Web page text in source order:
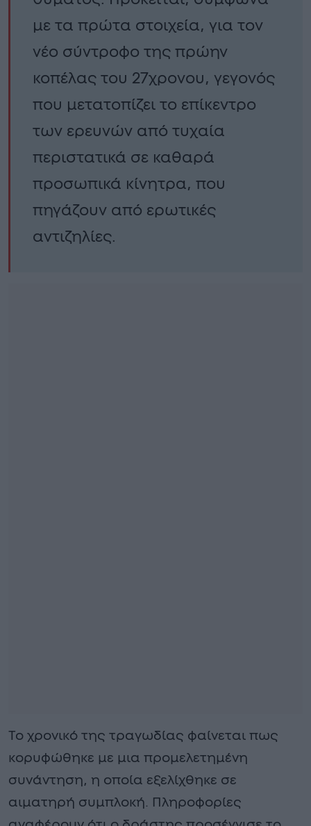
με τα πρώτα στοιχεία, για τον
νέο σύντροφο της πρώην
κοπέλας του 27χρονου, γεγονός
που μετατοπίζει το επίκεντρο
των ερευνών από τυχαία
περιστατικά σε καθαρά
προσωπικά κίνητρα, που
πηγάζουν από ερωτικές
αντιζηλίες.
Το χρονικό της τραγωδίας φαίνεται πως
κορυφώθηκε με μια προμελετημένη
συνάντηση, η οποία εξελίχθηκε σε
αιματηρή συμπλοκή. Πληροφορίες